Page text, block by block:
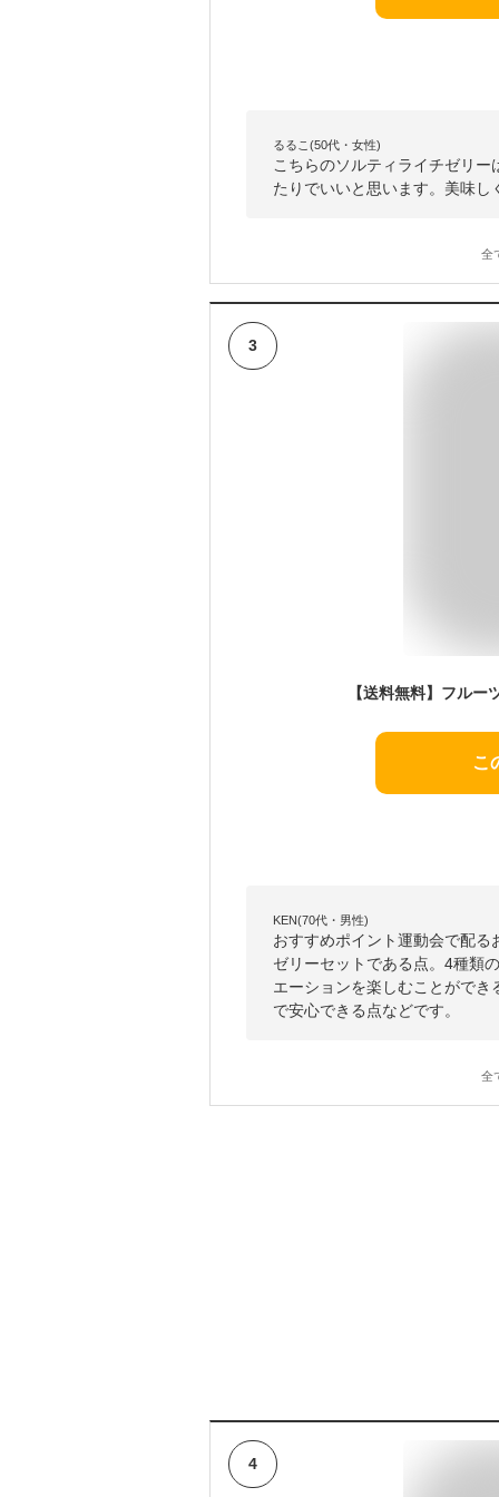
るるこ(50代・女性)
こちらのソルティライチゼリ
たりでいいと思います。美味
全
3
こ
KEN(70代・男性)
おすすめポイント運動会で配
ゼリーセットである点。4種類
エーションを楽しむことがで
で安心できる点などです。
全
4